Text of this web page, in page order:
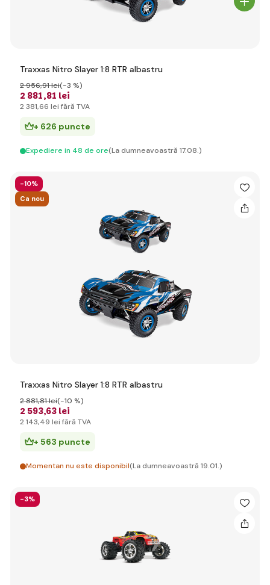
Traxxas Nitro Slayer 1:8 RTR albastru
2 881,81 lei
2 956,91 lei(-3 %)
2 381,66 lei fără TVA
+ 626 puncte
Expediere in 48 de ore(La dumneavoastră 17.08.)
-10%
Ca nou
Traxxas Nitro Slayer 1:8 RTR albastru
2 593,63 lei
2 881,81 lei(-10 %)
2 143,49 lei fără TVA
+ 563 puncte
Momentan nu este disponibil(La dumneavoastră 19.01.)
-3%